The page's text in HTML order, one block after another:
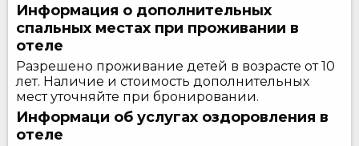
Информация о дополнительных
спальных местах при проживании в
отеле
Разрешено проживание детей в возрасте от 10
лет. Наличие и стоимость дополнительных
мест уточняйте при бронировании.
Информаци об услугах оздоровления в
отеле